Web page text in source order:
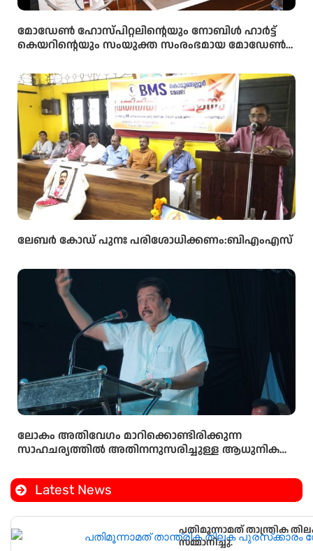
മോഡേൺ ഹോസ്‌പിറ്റലിന്റെയും നോബിൾ ഹാർട്ട്
കെയറിന്റെയും സംയുക്ത സംരംഭമായ മോഡേൺ
ഉദ്ഘാടനം മന്ത്രി ഒ ജെ ജനീഷ് നിർവ്വഹിച്ചു.
ലേബർ കോഡ് പുനഃ പരിശോധിക്കണം:ബിഎംഎസ്
ലോകം അതിവേഗം മാറിക്കൊണ്ടിരിക്കുന്ന
സാഹചര്യത്തിൽ അതിനനുസരിച്ചുള്ള ആധുനിക
വിദ്യാർഥികൾക്ക് ലഭ്യമാക്കുകയാണ് സർക്കാരിന്റെ
ലക്ഷ്യമെന്ന് സംസ്ഥാന വിദ്യാഭ്യാസ മന്ത്രി അഡ്വ.എൻ.
ഷംസുദ്ദീൻ
Latest News
പതിമൂന്നാമത് താന്ത്രിക
സമ്മാനിച്ചു.